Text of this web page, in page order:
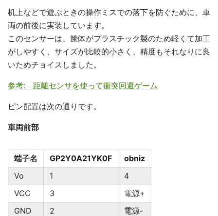
机上などで遊ぶときの操作ミスでの落下を防ぐために、車
両の前後に実装しています。
このセンサーは、筐体がプラスチック製のため軽くて加工
がしやすく、サイズが比較的小さく、精度もそれなりに良
いためチョイスしました。
参考: 距離センサを使って衝突回避ゲーム
ピン配置は次の通りです。
車両前部
端子名 GP2Y0A21YK0F
obniz
Vo
1
4
VCC
3
電源+
GND
2 電源-